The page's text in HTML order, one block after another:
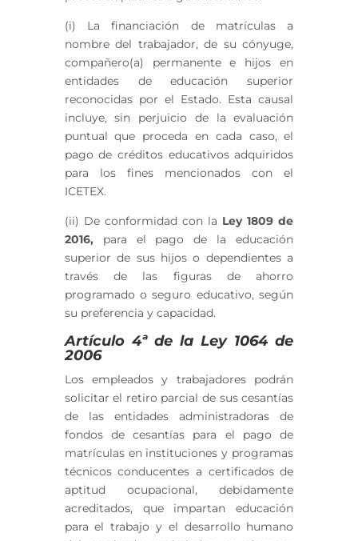
(i) La financiación de matrículas a
nombre del trabajador, de su cónyuge,
compañero(a) permanente e hijos en
entidades de educación superior
reconocidas por el Estado. Esta causal
incluye, sin perjuicio de la evaluación
puntual que proceda en cada caso, el
pago de créditos educativos adquiridos
para los fines mencionados con el
ICETEX.
(ii) De conformidad con la Ley 1809 de
2016,para el pago de la educación
superior de sus hijos o dependientes a
través de las figuras de ahorro
programado o seguro educativo, según
su preferencia y capacidad.
Artículo 4ª de la Ley 1064 de
2006
Los empleados y trabajadores podrán
solicitar el retiro parcial de sus cesantías
de las entidades administradoras de
fondos de cesantías para el pago de
matrículas en instituciones y programas
técnicos conducentes a certificados de
aptitud ocupacional, debidamente
acreditados, que impartan educación
para el trabajo y el desarrollo humano